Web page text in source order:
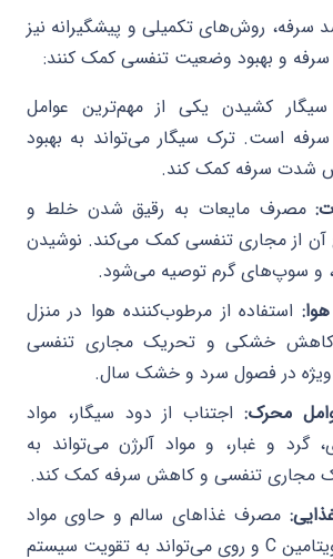
سرفه، روش‌های تکمیلی و پیشگیرانه نیز
و بهبود وضعیت تنفسی کمک کنند:
کشیدن یکی از مهم‌ترین عوامل
است. ترک سیگار می‌تواند به بهبود
شدت سرفه کمک کند.
مصرف مایعات به رقیق شدن خلط و
از مجاری تنفسی کمک می‌کند. نوشیدن
و سوپ‌های گرم توصیه می‌شود.
استفاده از مرطوب‌کننده هوا در منزل
کاهش خشکی و تحریک مجاری تنفسی
ویژه در فصول سرد و خشک سال.
محرک: اجتناب از دود سیگار، مواد
گرد و غبار، و مواد آلرژن می‌تواند به
مجاری تنفسی و کاهش سرفه کمک کند.
مصرف غذاهای سالم و حاوی مواد
مغذی مانند ویتامین C و روی می‌تواند به تقویت سیستم